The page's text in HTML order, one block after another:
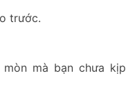
trước.
mà bạn chưa kịp